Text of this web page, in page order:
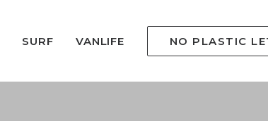
SURF VANLIFE NO PLASTIC